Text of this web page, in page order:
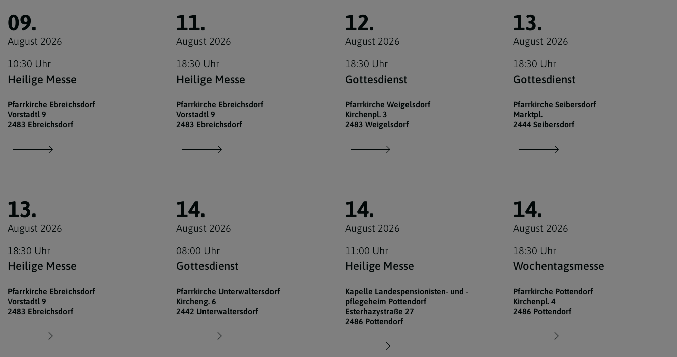
09.
August 2026
10:30 Uhr
Heilige Messe
Pfarrkirche Ebreichsdorf
Vorstadtl 9
2483 Ebreichsdorf
11.
August 2026
18:30 Uhr
Heilige Messe
Pfarrkirche Ebreichsdorf
Vorstadtl 9
2483 Ebreichsdorf
12.
August 2026
18:30 Uhr
Gottesdienst
Pfarrkirche Weigelsdorf
Kirchenpl. 3
2483 Weigelsdorf
13.
August 2026
18:30 Uhr
Gottesdienst
Pfarrkirche Seibersdorf
Marktpl.
2444 Seibersdorf
13.
August 2026
18:30 Uhr
Heilige Messe
Pfarrkirche Ebreichsdorf
Vorstadtl 9
2483 Ebreichsdorf
14.
August 2026
08:00 Uhr
Gottesdienst
Pfarrkirche Unterwaltersdorf
Kircheng. 6
2442 Unterwaltersdorf
14.
August 2026
11:00 Uhr
Heilige Messe
Kapelle Landespensionisten- und -
pflegeheim Pottendorf
Esterhazystraße 27
2486 Pottendorf
14.
August 2026
18:30 Uhr
Wochentagsmesse
Pfarrkirche Pottendorf
Kirchenpl. 4
2486 Pottendorf